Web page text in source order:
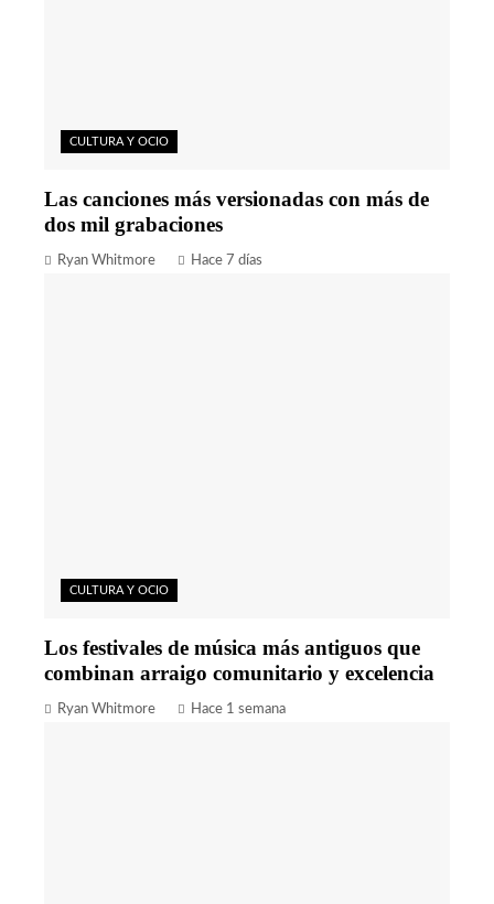
CULTURA Y OCIO
Las canciones más versionadas con más de
dos mil grabaciones
Ryan Whitmore Hace 7 días
CULTURA Y OCIO
Los festivales de música más antiguos que
combinan arraigo comunitario y excelencia
Ryan Whitmore Hace 1 semana